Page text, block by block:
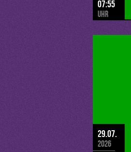
07:55
Uhr
29.07.
2026